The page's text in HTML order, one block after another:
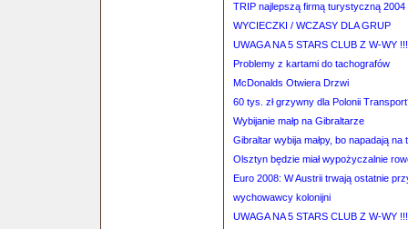
TRIP najlepszą firmą turystyczną 2004
WYCIECZKI / WCZASY DLA GRUP
UWAGA NA 5 STARS CLUB Z W-WY
Problemy z kartami do tachografów
McDonalds Otwiera Drzwi
60 tys. zł grzywny dla Polonii
Wybijanie małp na Gibraltarze
Gibraltar wybija małpy, bo napadają na
Olsztyn będzie miał wypożyczalnie
Euro 2008: W Austrii trwają ostatnie
wychowawcy kolonijni
UWAGA NA 5 STARS CLUB Z W-WY